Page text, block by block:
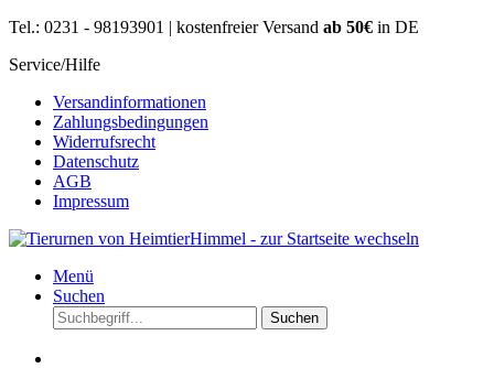
Tel.: 0231 - 98193901 | kostenfreier Versand ab 50€ in DE
Service/Hilfe
Versandinformationen
Zahlungsbedingungen
Widerrufsrecht
Datenschutz
AGB
Impressum
Menü
Suchen
Suchen